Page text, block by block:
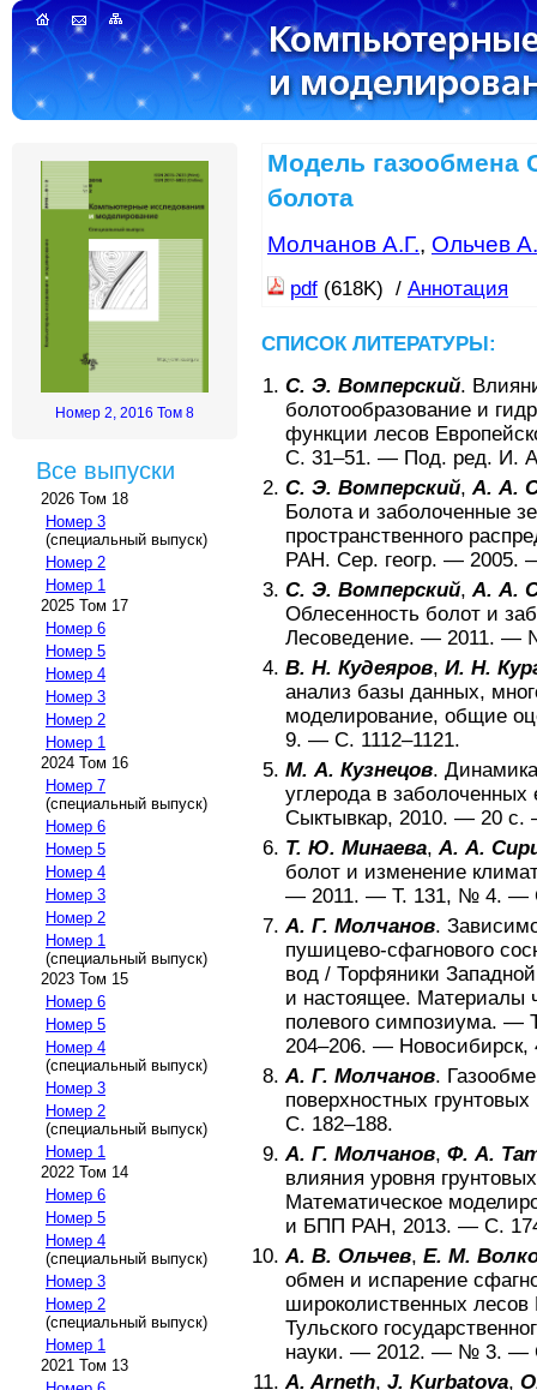
Номер 2, 2016 Том 8
Все выпуски
2026 Том 18
Номер 3
(специальный выпуск)
Номер 2
Номер 1
2025 Том 17
Номер 6
Номер 5
Номер 4
Номер 3
Номер 2
Номер 1
2024 Том 16
Номер 7
(специальный выпуск)
Номер 6
Номер 5
Номер 4
Номер 3
Номер 2
Номер 1
(специальный выпуск)
2023 Том 15
Номер 6
Номер 5
Номер 4
(специальный выпуск)
Номер 3
Номер 2
(специальный выпуск)
Номер 1
2022 Том 14
Номер 6
Номер 5
Номер 4
(специальный выпуск)
Номер 3
Номер 2
(специальный выпуск)
Номер 1
2021 Том 13
Модель газообмена
болота
Молчанов А.Г., Ольчев
pdf (618K) / Аннотация
СПИСОК ЛИТЕРАТУРЫ:
С. Э. Вомперский.
болотообразование и
функции лесов
С. 31–51. — Под. ред. И.
С. Э. Вомперский,А. А.
Болота и заболоченные
пространственного
РАН. Сер. геогр. — 2005.
С. Э. Вомперский,А. А.
Облесенность болот и
Лесоведение. — 2011. —
В. Н. Кудеяров, И. Н.
анализ базы данных,
моделирование, общие
9. — С. 1112–1121.
М. А. Кузнецов.
углерода в заболоченных
Сыктывкар, 2010. — 20 с.
Т. Ю. Минаева,А. А.
болот и изменение
— 2011. — Т. 131, № 4. —
А. Г. Молчанов.
пушицево-сфагнового
вод / Торфяники
и настоящее. Материалы
полевого симпозиума. —
204–206. — Новосибирск,
А. Г. Молчанов.
поверхностных грунтовых
С. 182–188.
А. Г. Молчанов, Ф. А.
влияния уровня
Математическое
и БПП РАН, 2013. — С.
А. В. Ольчев, Е. М.
обмен и испарение
широколиственных лесов
Тульского
науки. — 2012. — № 3. —
A. Arneth, J. Kurbatova,